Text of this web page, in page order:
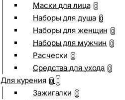
Маски для лица 0
Наборы для душа 0
Наборы для женщин 0
Наборы для мужчин 0
Расчески 0
Средства для ухода 0
Для курения 0
Зажигалки 0